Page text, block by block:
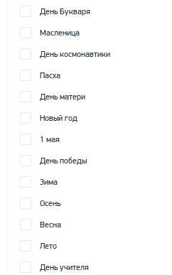
День Букваря
Масленица
День космонавтики
Пасха
День матери
Новый год
1 мая
День победы
Зима
Осень
Весна
Лето
День учителя